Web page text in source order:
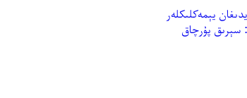
يېمەكلىكلەر
سېرىق پۇرچاق